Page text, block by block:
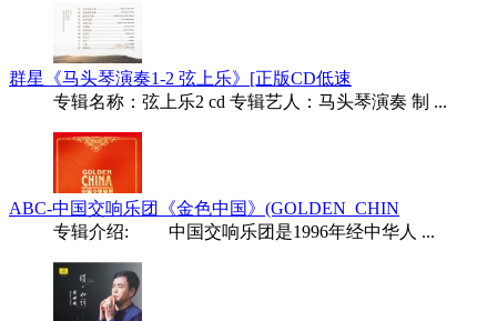
群星《马头琴演奏1-2 弦上乐》[正版CD低速
专辑名称：弦上乐2 cd 专辑艺人：马头琴演奏 制 ...
ABC-中国交响乐团《金色中国》(GOLDEN_CHIN
专辑介绍: 中国交响乐团是1996年经中华人 ...